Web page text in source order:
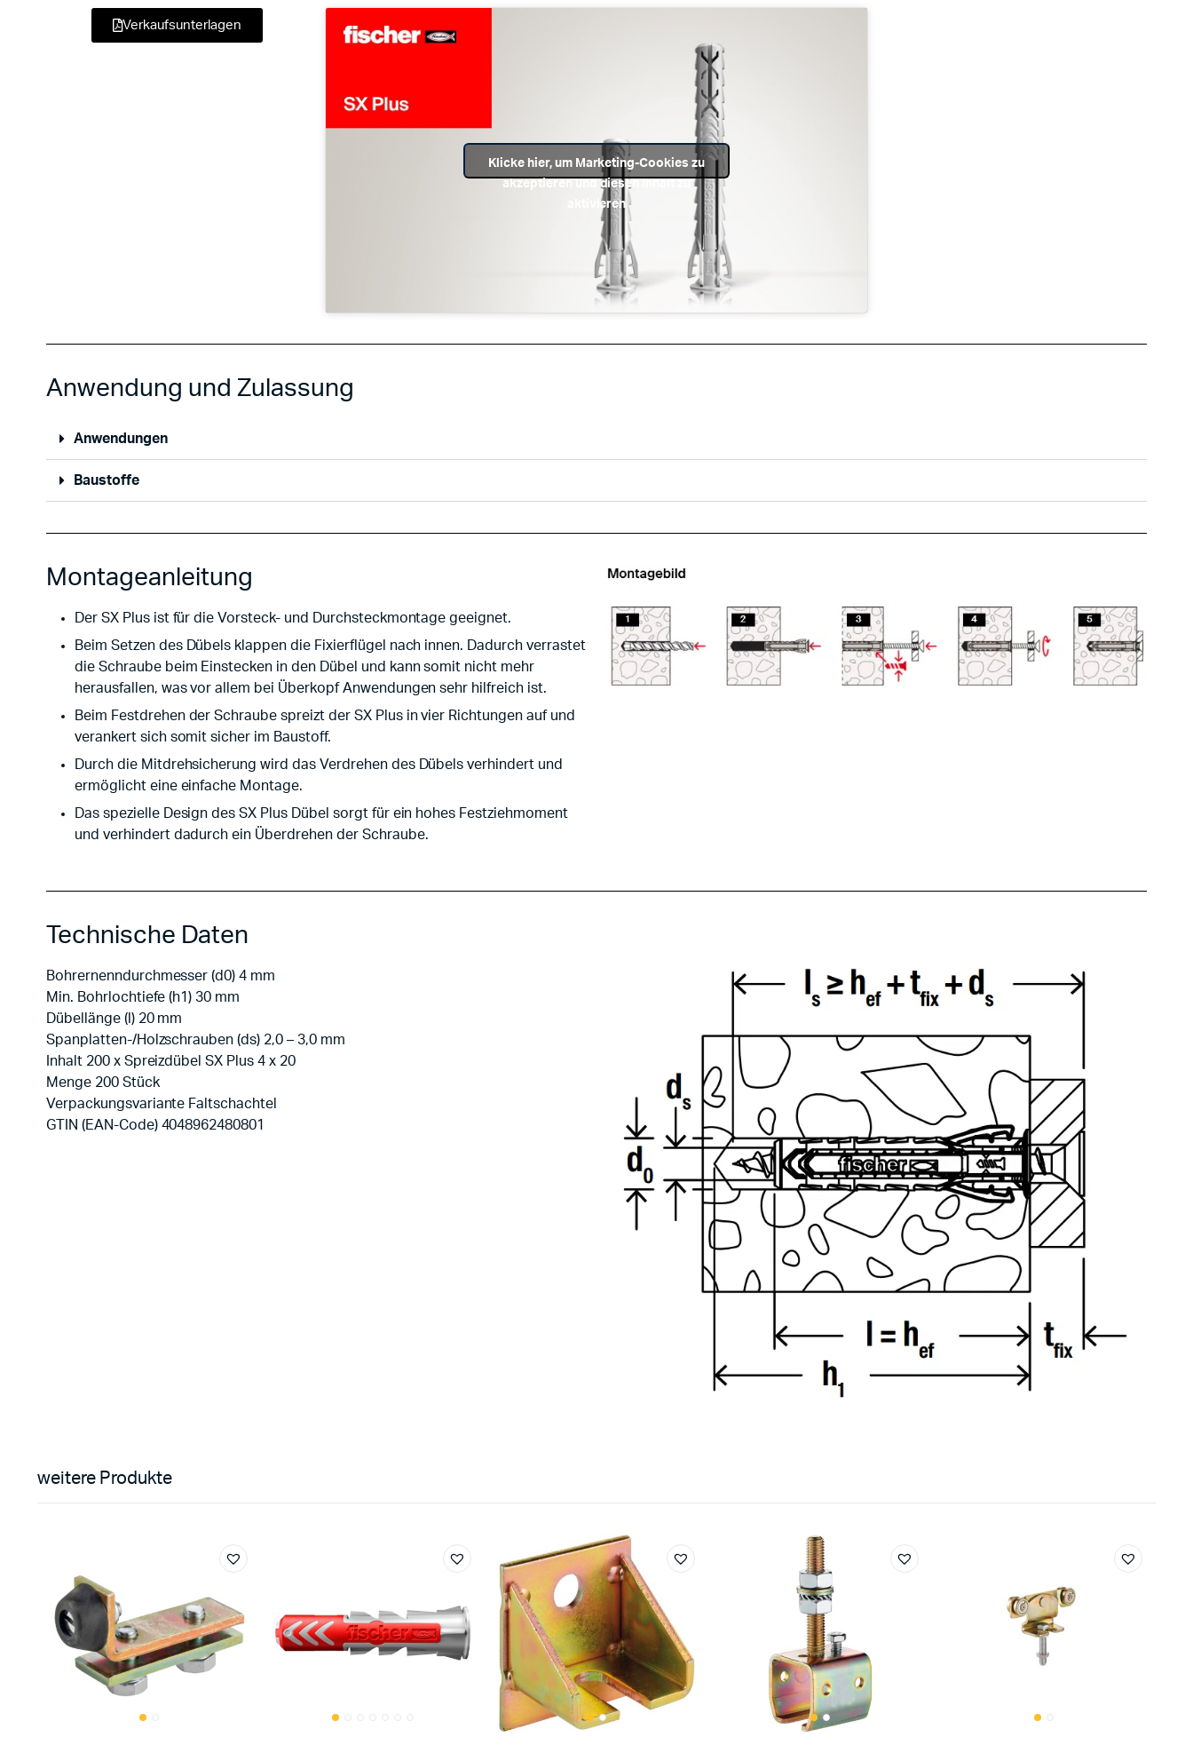
Verkaufsunterlagen
Klicke hier, um Marketing-Cookies zu
akzeptieren und diesen Inhalt zu
aktivieren
Anwendung und Zulassung
Anwendungen
Baustoffe
Montageanleitung
Der SX Plus ist für die Vorsteck- und Durchsteckmontage geeignet.
Beim Setzen des Dübels klappen die Fixierflügel nach innen. Dadurch verrastet
die Schraube beim Einstecken in den Dübel und kann somit nicht mehr
herausfallen, was vor allem bei Überkopf Anwendungen sehr hilfreich ist.
Beim Festdrehen der Schraube spreizt der SX Plus in vier Richtungen auf und
verankert sich somit sicher im Baustoff.
Durch die Mitdrehsicherung wird das Verdrehen des Dübels verhindert und
ermöglicht eine einfache Montage.
Das spezielle Design des SX Plus Dübel sorgt für ein hohes Festziehmoment
und verhindert dadurch ein Überdrehen der Schraube.
Technische Daten
Bohrernenndurchmesser (d0) 4 mm
Min. Bohrlochtiefe (h1) 30 mm
Dübellänge (l) 20 mm
Spanplatten-/Holzschrauben (ds) 2,0 – 3,0 mm
Inhalt 200 x Spreizdübel SX Plus 4 x 20
Menge 200 Stück
Verpackungsvariante Faltschachtel
GTIN (EAN-Code) 4048962480801
weitere Produkte